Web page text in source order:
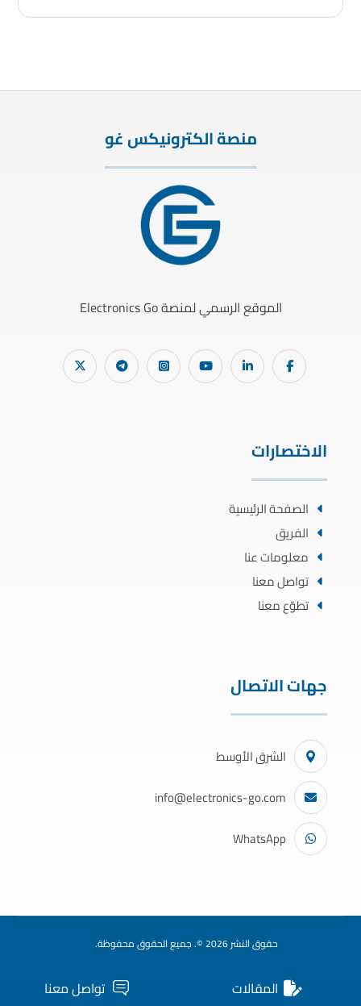
منصة الكترونيكس غو
الموقع الرسمي لمنصة Electronics Go
الاختصارات
الصفحة الرئيسية
الفريق
معلومات عنا
تواصل معنا
تطوّع معنا
جهات الاتصال
الشرق الأوسط
info@electronics-go.com
WhatsApp
حقوق النشر 2026 ©. جميع الحقوق محفوظة.
المقالات تواصل معنا